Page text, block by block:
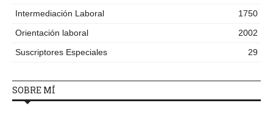
Intermediación Laboral
1750
Orientación laboral
2002
Suscriptores Especiales
29
SOBRE MÍ